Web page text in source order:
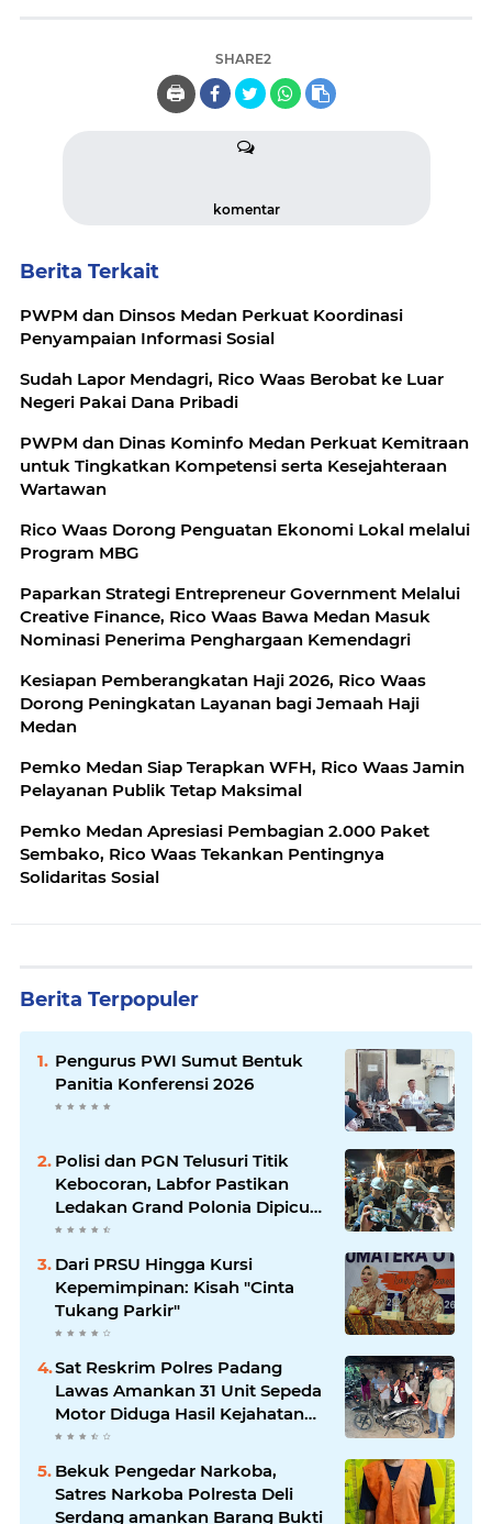
SHARE2
🖨️
komentar
Berita Terkait
PWPM dan Dinsos Medan Perkuat Koordinasi
Penyampaian Informasi Sosial
Sudah Lapor Mendagri, Rico Waas Berobat ke Luar
Negeri Pakai Dana Pribadi
PWPM dan Dinas Kominfo Medan Perkuat Kemitraan
untuk Tingkatkan Kompetensi serta Kesejahteraan
Wartawan
Rico Waas Dorong Penguatan Ekonomi Lokal melalui
Program MBG
Paparkan Strategi Entrepreneur Government Melalui
Creative Finance, Rico Waas Bawa Medan Masuk
Nominasi Penerima Penghargaan Kemendagri
Kesiapan Pemberangkatan Haji 2026, Rico Waas
Dorong Peningkatan Layanan bagi Jemaah Haji
Medan
Pemko Medan Siap Terapkan WFH, Rico Waas Jamin
Pelayanan Publik Tetap Maksimal
Pemko Medan Apresiasi Pembagian 2.000 Paket
Sembako, Rico Waas Tekankan Pentingnya
Solidaritas Sosial
Berita Terpopuler
Pengurus PWI Sumut Bentuk
Panitia Konferensi 2026
Polisi dan PGN Telusuri Titik
Kebocoran, Labfor Pastikan
Ledakan Grand Polonia Dipicu
Akumulasi Gas
Dari PRSU Hingga Kursi
Kepemimpinan: Kisah "Cinta
Tukang Parkir"
Sat Reskrim Polres Padang
Lawas Amankan 31 Unit Sepeda
Motor Diduga Hasil Kejahatan
dari Rumah Warga di Pasar
Latong
Bekuk Pengedar Narkoba,
Satres Narkoba Polresta Deli
Serdang amankan Barang Bukti